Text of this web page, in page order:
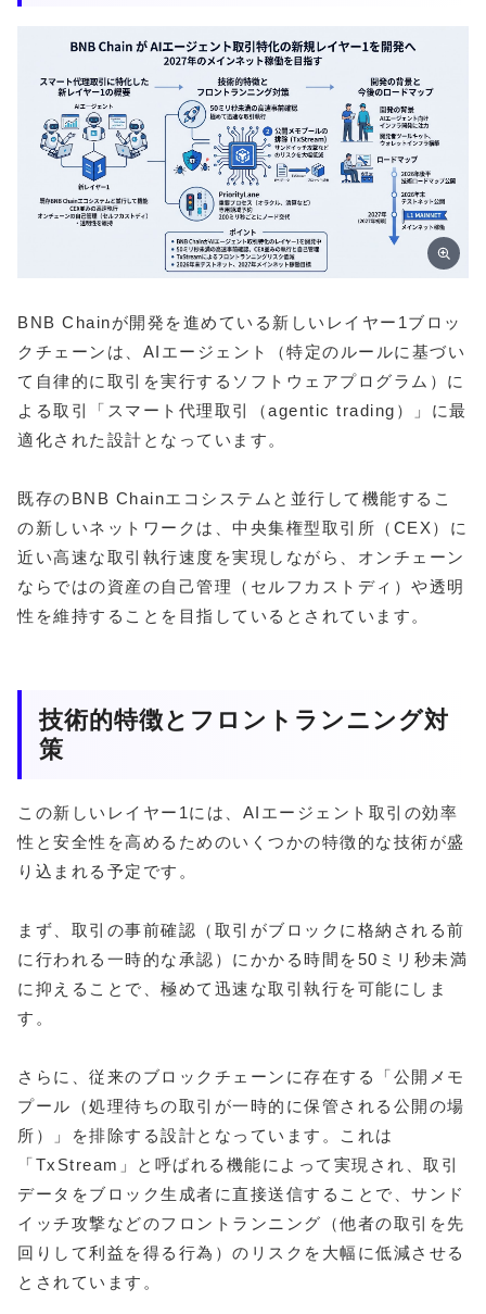
BNB Chainが開発を進めている新しいレイヤー1ブロッ
クチェーンは、AIエージェント（特定のルールに基づい
て自律的に取引を実行するソフトウェアプログラム）に
よる取引「スマート代理取引（agentic trading）」に最
適化された設計となっています。
既存のBNB Chainエコシステムと並行して機能するこ
の新しいネットワークは、中央集権型取引所（CEX）に
近い高速な取引執行速度を実現しながら、オンチェーン
ならではの資産の自己管理（セルフカストディ）や透明
性を維持することを目指しているとされています。
技術的特徴とフロントランニング対
策
この新しいレイヤー1には、AIエージェント取引の効率
性と安全性を高めるためのいくつかの特徴的な技術が盛
り込まれる予定です。
まず、取引の事前確認（取引がブロックに格納される前
に行われる一時的な承認）にかかる時間を50ミリ秒未満
に抑えることで、極めて迅速な取引執行を可能にしま
す。
さらに、従来のブロックチェーンに存在する「公開メモ
プール（処理待ちの取引が一時的に保管される公開の場
所）」を排除する設計となっています。これは
「TxStream」と呼ばれる機能によって実現され、取引
データをブロック生成者に直接送信することで、サンド
イッチ攻撃などのフロントランニング（他者の取引を先
回りして利益を得る行為）のリスクを大幅に低減させる
とされています。